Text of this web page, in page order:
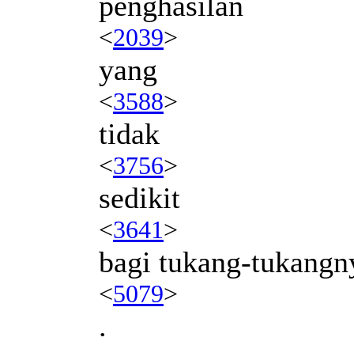
<2039>
yang
<3588>
tidak
<3756>
sedikit
<3641>
bagi tukang-
<5079>
.